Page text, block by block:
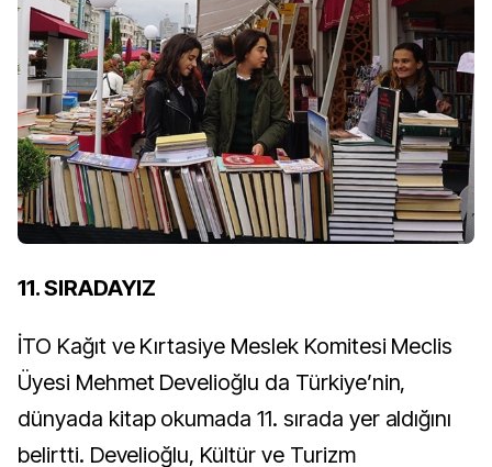
11. SIRADAYIZ
İTO Kağıt ve Kırtasiye Meslek Komitesi Meclis
Üyesi Mehmet Develioğlu da Türkiye’nin,
dünyada kitap okumada 11. sırada yer aldığını
belirtti. Develioğlu, Kültür ve Turizm